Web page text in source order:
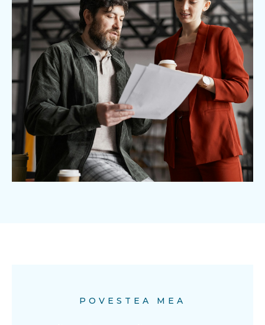
POVESTEA MEA